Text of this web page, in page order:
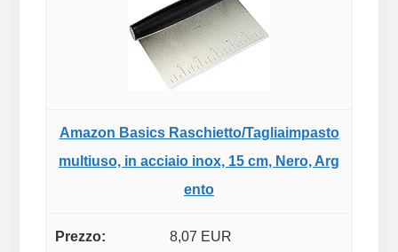
Amazon Basics Raschietto/Tagliaimpasto
multiuso, in acciaio inox, 15 cm, Nero, Arg
ento
8,07 EUR